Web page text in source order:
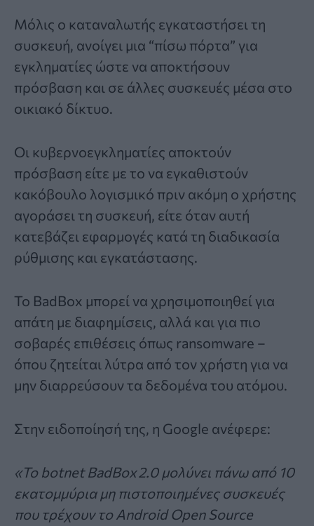
Μόλις ο καταναλωτής εγκαταστήσει τη
συσκευή, ανοίγει μια “πίσω πόρτα” για
εγκληματίες ώστε να αποκτήσουν
πρόσβαση και σε άλλες συσκευές μέσα στο
οικιακό δίκτυο.
Οι κυβερνοεγκληματίες αποκτούν
πρόσβαση είτε με το να εγκαθιστούν
κακόβουλο λογισμικό πριν ακόμη ο χρήστης
αγοράσει τη συσκευή, είτε όταν αυτή
κατεβάζει εφαρμογές κατά τη διαδικασία
ρύθμισης και εγκατάστασης.
Το BadBox μπορεί να χρησιμοποιηθεί για
απάτη με διαφημίσεις, αλλά και για πιο
σοβαρές επιθέσεις όπως ransomware –
όπου ζητείται λύτρα από τον χρήστη για να
μην διαρρεύσουν τα δεδομένα του ατόμου.
Στην ειδοποίησή της, η Google ανέφερε:
«Το botnet BadBox 2.0 μολύνει πάνω από 10
εκατομμύρια μη πιστοποιημένες συσκευές
που τρέχουν το Android Open Source